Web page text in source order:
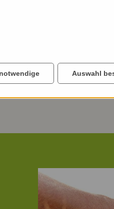
zurück zum
Auswahl